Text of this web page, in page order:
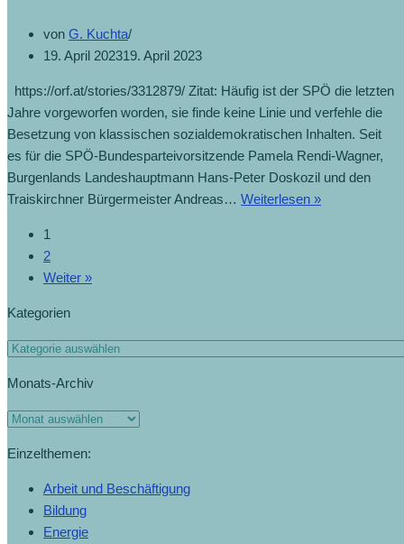
von G. Kuchta
19. April 202319. April 2023
https://orf.at/stories/3312879/ Zitat: Häufig ist der SPÖ die letzten
Jahre vorgeworfen worden, sie finde keine Linie und verfehle die
Besetzung von klassischen sozialdemokratischen Inhalten. Seit
es für die SPÖ-Bundesparteivorsitzende Pamela Rendi-Wagner,
Burgenlands Landeshauptmann Hans-Peter Doskozil und den
Traiskirchner Bürgermeister Andreas… Weiterlesen »
1
2
Weiter »
Kategorien
Monats-Archiv
Einzelthemen:
Arbeit und Beschäftigung
Bildung
Energie